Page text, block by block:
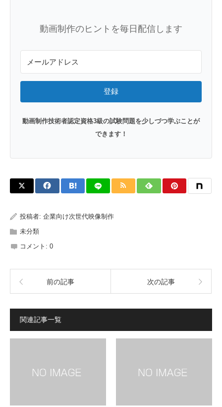
動画制作のヒントを毎日配信します
登録
動画制作技術者認定資格3級の試験問題を少しづつ学ぶことが
できます！
投稿者: 企業向け次世代映像制作
未分類
コメント: 0
前の記事 次の記事
関連記事一覧